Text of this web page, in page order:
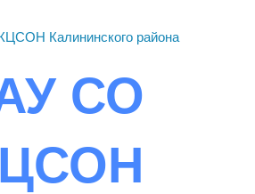
СО